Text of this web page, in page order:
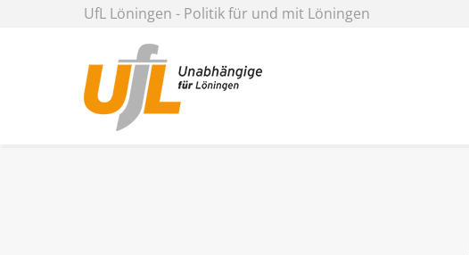
UfL Löningen - Politik für und mit Löningen